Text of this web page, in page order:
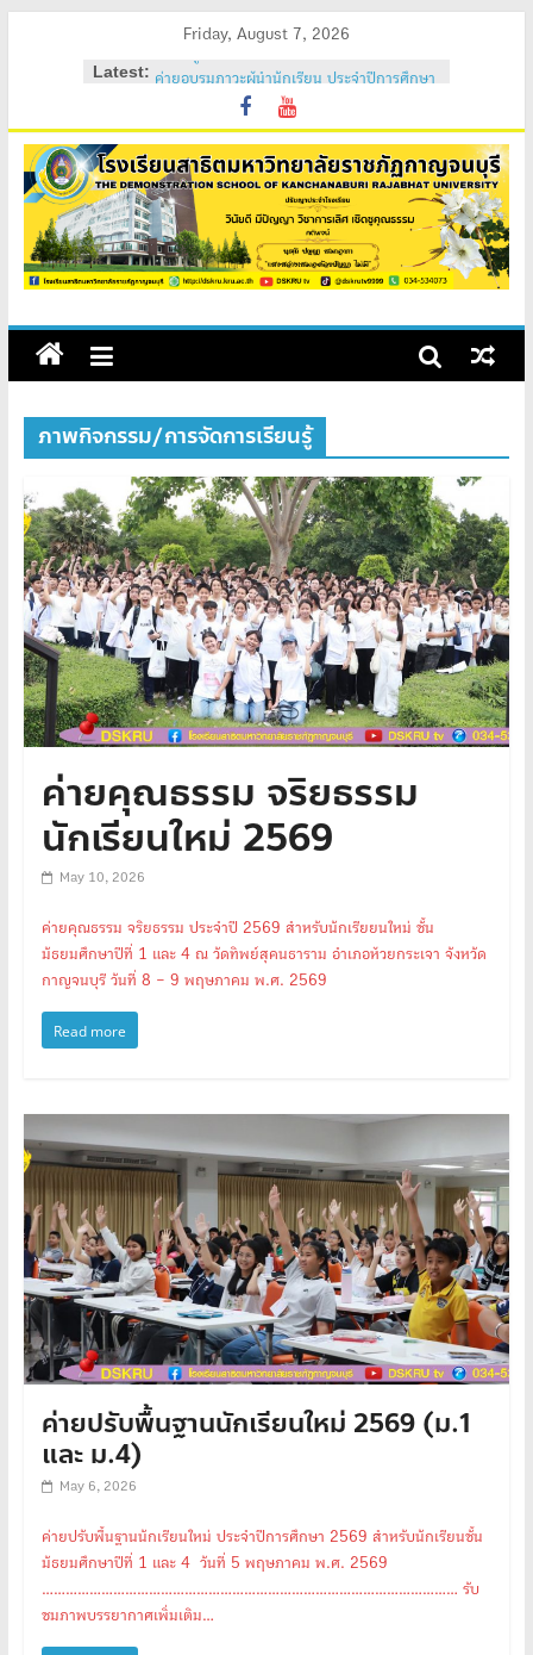
Friday, August 7, 2026
Latest: ค่ายอบรมภาวะผู้นำนักเรียน ประจำปีการศึกษา
วันสถาปนาโรงเรียนสาธิต 2569
ค่ายคุณธรรม จริยธรรม นักเรียนใหม่ 2569
ค่ายปรับพื้นฐานนักเรียนใหม่ 2569 (ม.1 และ
ม.4)
สถิตอยู่ในใจตราบนิรันดร์
ภาพกิจกรรม/การจัดการเรียนรู้
ค่ายคุณธรรม จริยธรรม
นักเรียนใหม่ 2569
May 10, 2026
ค่ายคุณธรรม จริยธรรม ประจำปี 2569 สำหรับนักเรียยนใหม่ ชั้น
มัธยมศึกษาปีที่ 1 และ 4 ณ วัดทิพย์สุคนธาราม อำเภอห้วยกระเจา จังหวัด
กาญจนบุรี วันที่ 8 – 9 พฤษภาคม พ.ศ. 2569
Read more
ค่ายปรับพื้นฐานนักเรียนใหม่ 2569 (ม.1
และ ม.4)
May 6, 2026
ค่ายปรับพื้นฐานนักเรียนใหม่ ประจำปีการศึกษา 2569 สำหรับนักเรียนชั้น
มัธยมศึกษาปีที่ 1 และ 4 วันที่ 5 พฤษภาคม พ.ศ. 2569
…………………………………………………………………………………………… รับ
ชมภาพบรรยากาศเพิ่มเติม…